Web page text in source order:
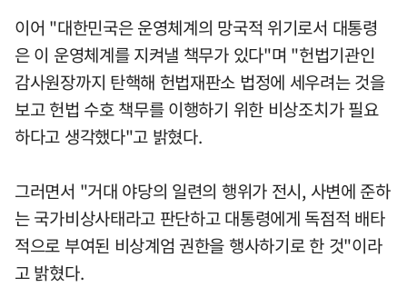
이어 "대한민국은 운영체계의 망국적 위기로서 대통령
은 이 운영체계를 지켜낼 책무가 있다"며 "헌법기관인
감사원장까지 탄핵해 헌법재판소 법정에 세우려는 것을
보고 헌법 수호 책무를 이행하기 위한 비상조치가 필요
하다고 생각했다"고 밝혔다.
그러면서 "거대 야당의 일련의 행위가 전시, 사변에 준하
는 국가비상사태라고 판단하고 대통령에게 독점적 배타
적으로 부여된 비상계엄 권한을 행사하기로 한 것"이라
고 밝혔다.